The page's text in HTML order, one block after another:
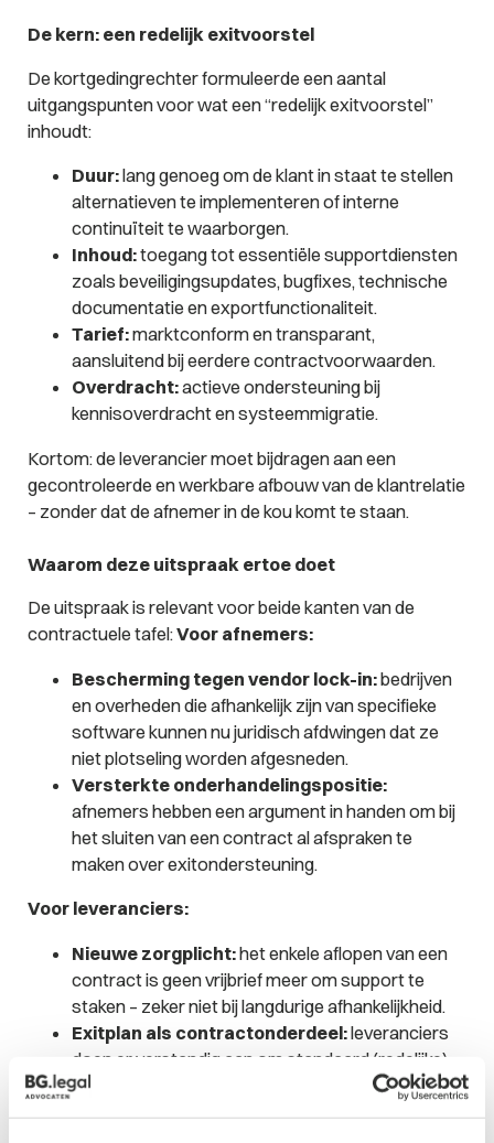
De kern: een redelijk exitvoorstel
De kortgedingrechter formuleerde een aantal
uitgangspunten voor wat een “redelijk exitvoorstel”
inhoudt:
Duur:lang genoeg om de klant in staat te stellen
alternatieven te implementeren of interne
continuïteit te waarborgen.
Inhoud:toegang tot essentiële supportdiensten
zoals beveiligingsupdates, bugfixes, technische
documentatie en exportfunctionaliteit.
Tarief:marktconform en transparant,
aansluitend bij eerdere contractvoorwaarden.
Overdracht:actieve ondersteuning bij
kennisoverdracht en systeemmigratie.
Kortom: de leverancier moet bijdragen aan een
gecontroleerde en werkbare afbouw van de klantrelatie
– zonder dat de afnemer in de kou komt te staan.
Waarom deze uitspraak ertoe doet
De uitspraak is relevant voor beide kanten van de
contractuele tafel:Voor afnemers:
Bescherming tegen vendor lock-in:bedrijven
en overheden die afhankelijk zijn van specifieke
software kunnen nu juridisch afdwingen dat ze
niet plotseling worden afgesneden.
Versterkte onderhandelingspositie:
afnemers hebben een argument in handen om bij
het sluiten van een contract al afspraken te
maken over exitondersteuning.
Voor leveranciers:
Nieuwe zorgplicht:het enkele aflopen van een
contract is geen vrijbrief meer om support te
staken – zeker niet bij langdurige afhankelijkheid.
Exitplan als contractonderdeel:leveranciers
doen er verstandig aan om standaard (redelijke)
exitvoorwaarden op te nemen in SLA’s en